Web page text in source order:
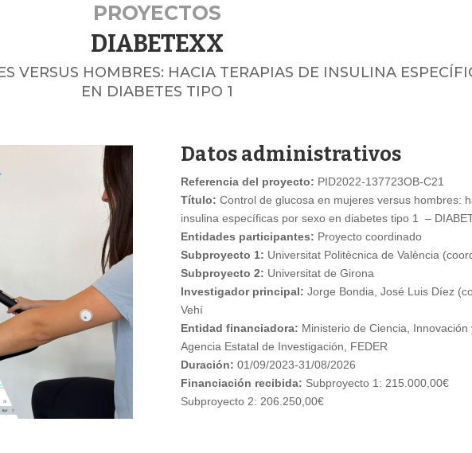
PROYECTOS
DIABETEXX
VERSUS HOMBRES: HACIA TERAPIAS DE INSULINA
EN DIABETES TIPO 1
Datos administrativos
Referencia del proyecto: PID2022-137723OB-C21
Título: Control de glucosa en mujeres versus hombres:
insulina específicas por sexo en diabetes tipo 1 –
Entidades participantes: Proyecto coordinado
Subproyecto 1: Universitat Politècnica de València
Subproyecto 2: Universitat de Girona
Investigador principal: Jorge Bondia, José Luis Díez
Vehí
Entidad financiadora: Ministerio de Ciencia, Innovación
Agencia Estatal de Investigación, FEDER
Duración: 01/09/2023-31/08/2026
Financiación recibida: Subproyecto 1: 215.000,00€
Subproyecto 2: 206.250,00€